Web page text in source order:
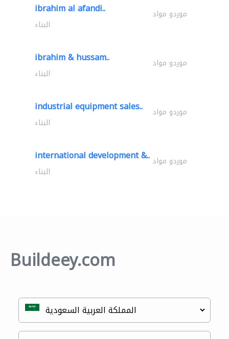
ibrahim al afandi.. موردو مواد
البناء
ibrahim & hussam.. موردو مواد
البناء
industrial equipment sales.. موردو مواد
البناء
international development &.. موردو مواد
البناء
Buildeey.com